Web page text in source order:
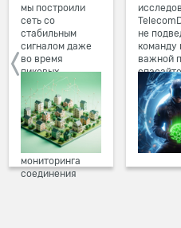
мы построили
сеть со
стабильным
сигналом даже
во время
пиковых
нагрузок в
вечернее время.
Мы постоянно
обновляем наше
оборудование в
домах, а система
мониторинга
соединения
не
команду
важной
онлайн-